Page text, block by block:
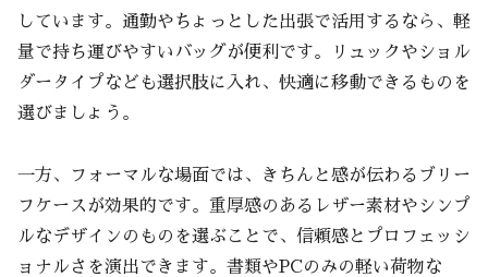
しています。通勤やちょっとした出張で活用するなら、軽
量で持ち運びやすいバッグが便利です。リュックやショル
ダータイプなども選択肢に入れ、快適に移動できるものを
選びましょう。
一方、フォーマルな場面では、きちんと感が伝わるブリー
フケースが効果的です。重厚感のあるレザー素材やシンプ
ルなデザインのものを選ぶことで、信頼感とプロフェッシ
ョナルさを演出できます。書類やPCのみの軽い荷物な